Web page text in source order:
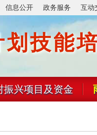
信息公开 政务服务 互动
划技能
振兴项目及资金